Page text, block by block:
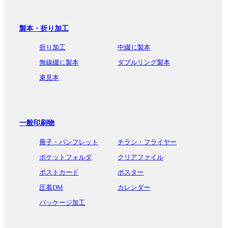
製本・折り加工
折り加工
中綴じ製本
無線綴じ製本
ダブルリング製本
束見本
一般印刷物
冊子・パンフレット
チラシ・フライヤー
ポケットフォルダ
クリアファイル
ポストカード
ポスター
圧着DM
カレンダー
パッケージ加工